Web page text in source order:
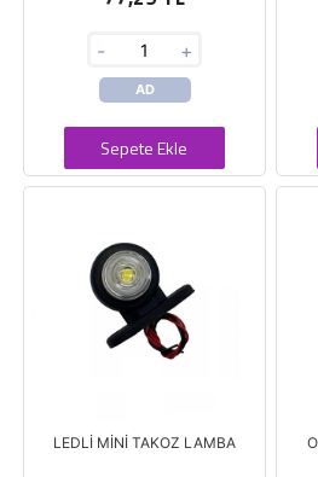
- +
AD
Sepete Ekle
LEDLİ MİNİ TAKOZ LAMBA